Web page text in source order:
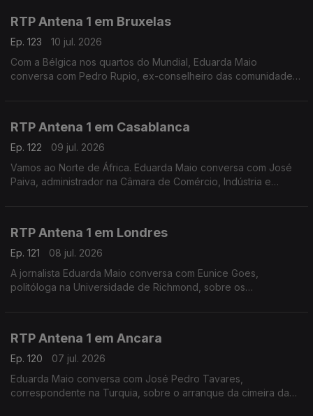
RTP Antena 1 em Bruxelas
Ep. 123
10 jul. 2026
Com a Bélgica nos quartos do Mundial, Eduarda Maio
conversa com Pedro Rupio, ex-conselheiro das comunidades
RTP Antena 1 em Casablanca
Ep. 122
09 jul. 2026
Vamos ao Norte de África. Eduarda Maio conversa com José
Paiva, administrador na Câmara de Comércio, Indústria e
RTP Antena 1 em Londres
Ep. 121
08 jul. 2026
A jornalista Eduarda Maio conversa com Eunice Goes,
politóloga na Universidade de Richmond, sobre os
RTP Antena 1 em Ancara
Ep. 120
07 jul. 2026
Eduarda Maio conversa com José Pedro Tavares,
correspondente na Turquia, sobre o arranque da cimeira da